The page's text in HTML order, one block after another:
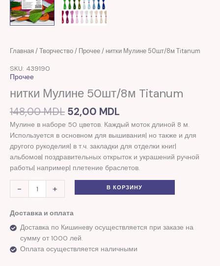
Главная /Творчество/ Прочее/ нитки Мулине 50шт/8м Titanum
SKU: 439190
Прочее
нитки Мулине 50шт/8м Titanum
148,00MDL
Первоначальная
52,00 MDL
Текущая
Мулине в наборе 50 цветов. Каждый моток длиной 8 м.
Используется в основном для вышивания| но также и для
другого рукоделия| в т.ч. закладки для отделки книг|
альбомов| поздравительных открыток и украшений ручной
работы| например| плетение браслетов.
-
Количество
нитки
Мулине
50шт/8м
+ В КОРЗИНУ
Доставка и оплата
Доставка по Кишиневу осуществляется при заказе на
сумму от 1000 лей.
Оплата осуществляется наличными